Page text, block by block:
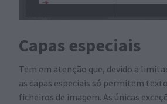
Capas especiais
Tem em atenção que, devido a
as capas especiais só permitem
ficheiros de imagem. As únicas